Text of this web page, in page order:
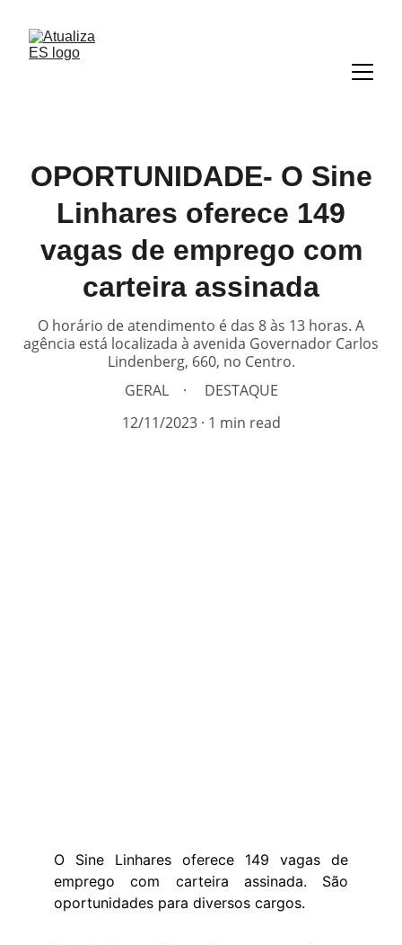
OPORTUNIDADE- O Sine
Linhares oferece 149
vagas de emprego com
carteira assinada
O horário de atendimento é das 8 às 13 horas. A
agência está localizada à avenida Governador Carlos
Lindenberg, 660, no Centro.
GERAL
DESTAQUE
12/11/2023
1 min read
O Sine Linhares oferece 149 vagas de
emprego com carteira assinada. São
oportunidades para diversos cargos.